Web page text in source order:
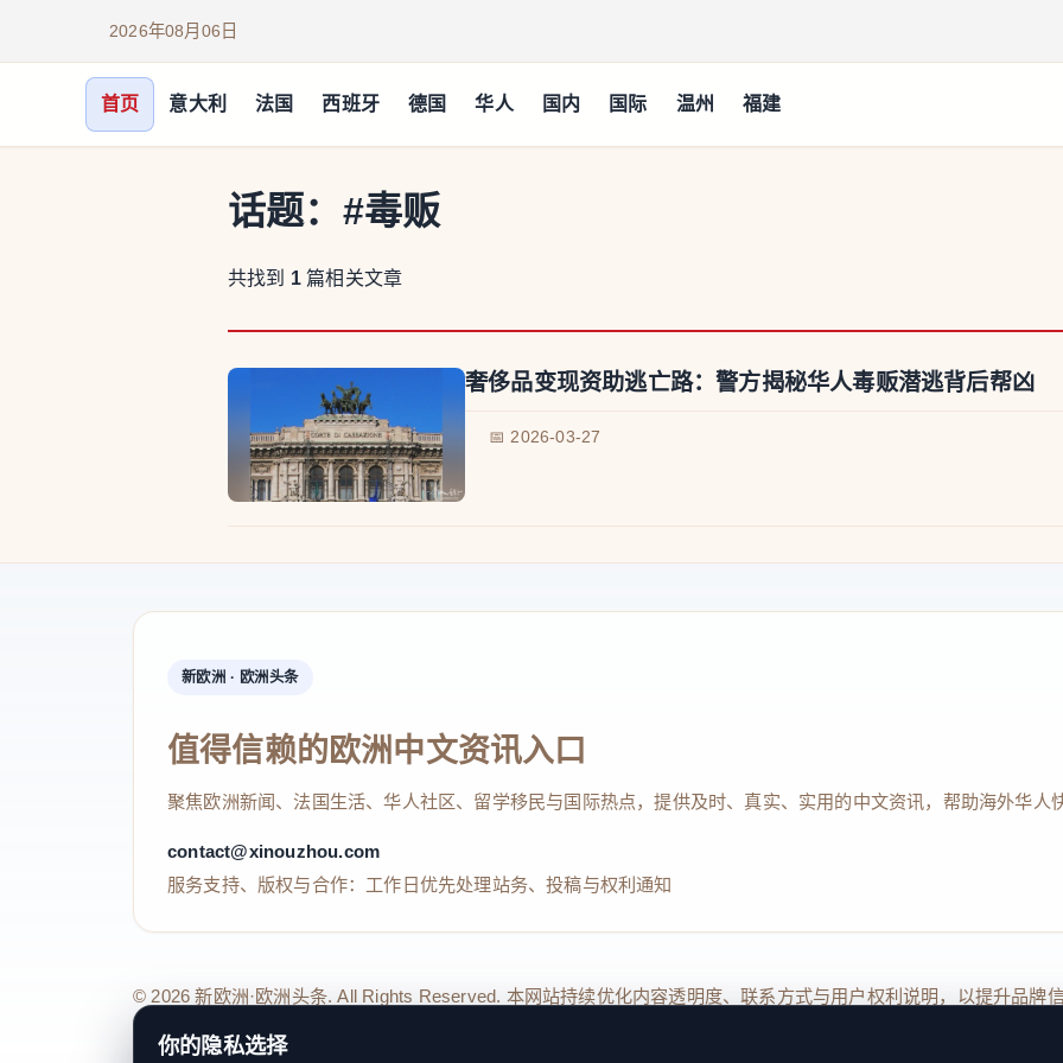
2026年08月06日
首页 意大利 法国 西班牙 德国 华人 国内 国际 温州 福建
话题： #毒贩
共找到 1 篇相关文章
奢侈品变现资助逃亡路：警方揭秘华人毒贩潜逃背后帮凶
📅 2026-03-27
新欧洲 · 欧洲头条
值得信赖的欧洲中文资讯入口
聚焦欧洲新闻、法国生活、华人社区、留学移民与国际热点，提供及时、真实、实用的中文资讯，帮助海外华人
contact@xinouzhou.com
服务支持、版权与合作：工作日优先处理站务、投稿与权利通知
© 2026 新欧洲·欧洲头条. All Rights Reserved. 本网站持续优化内容透明度、联系方式与用户权利说明，以提升品牌
关于我们法律声明编辑规范
你的隐私选择